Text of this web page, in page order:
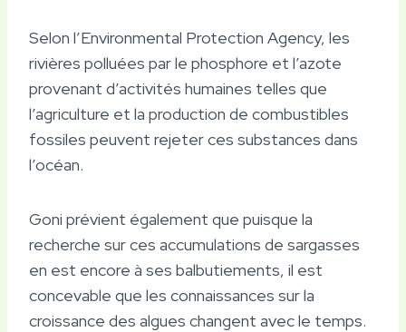
Selon l’Environmental Protection Agency, les
rivières polluées par le phosphore et l’azote
provenant d’activités humaines telles que
l’agriculture et la production de combustibles
fossiles peuvent rejeter ces substances dans
l’océan.
Goni prévient également que puisque la
recherche sur ces accumulations de sargasses
en est encore à ses balbutiements, il est
concevable que les connaissances sur la
croissance des algues changent avec le temps.